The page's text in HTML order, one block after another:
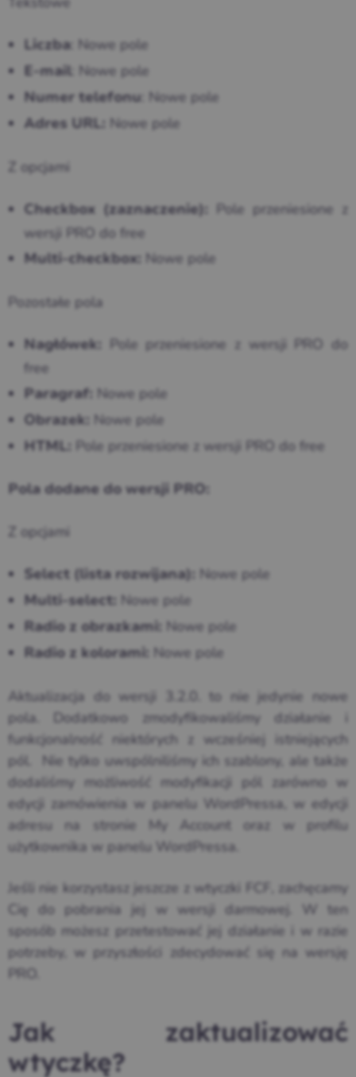
Liczba: Nowe pole
E-mail : Nowe pole
Numer telefonu : Nowe pole
Adres URL: Nowe pole
Z opcjami
Checkbox (zaznaczenie):
Pole przeniesione z
wersji PRO do free
Multi-checkbox: Nowe pole
Pozostałe pola
Nagłówek:
Pole przeniesione z wersji PRO do
free
Paragraf: Nowe pole
Obrazek: Nowe pole
HTML: Pole przeniesione z wersji PRO do free
Pola dodane do wersji PRO:
Z opcjami
Select (lista rozwijana): Nowe pole
Multi-select: Nowe pole
Radio z obrazkami: Nowe pole
Radio z kolorami: Nowe pole
Aktualizacja do wersji 3.2.0. to nie jedynie nowe
pola. Dodatkowo zmodyfikowaliśmy działanie i
funkcjonalność niektórych z wcześniej istniejących
pól. Nie tylko uwspólniliśmy ich szablony, ale także
dodaliśmy możliwość modyfikacji pól zarówno w
edycji zamówienia w panelu WordPressa, w edycji
adresu na stronie My Account oraz w profilu
użytkownika w panelu WordPressa.
Jeśli nie korzystasz jeszcze z wtyczki FCF, zachęcamy
Cię do pobrania jej w wersji darmowej. W ten
sposób możesz przetestować jej działanie i w razie
potrzeby, w przyszłości zdecydować się na wersję
PRO.
Jak zaktualizować
wtyczkę?